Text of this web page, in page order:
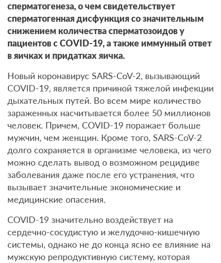
сперматогенеза, о чем свидетельствует
сперматогенная дисфункция со значительным
снижением количества сперматозоидов у
пациентов с COVID-19, а также иммунный ответ
в яичках и придатках яичка.
Новый коронавирус SARS-CoV-2, вызывающий
COVID-19, является причиной тяжелой инфекции
дыхательных путей. Во всем мире количество
зараженных насчитывается более 50 миллионов
человек. Причем, COVID-19 поражает больше
мужчин, чем женщин. Кроме того, SARS-CoV-2
долго сохраняется в организме человека, из чего
можно сделать вывод о возможном рецидиве
заболевания даже после его устранения, что
вызывает значительные экономические и
медицинские опасения.
COVID-19 значительно воздействует на
сердечно-сосудистую и желудочно-кишечную
системы, однако не до конца ясно ее влияние на
мужскую репродуктивную систему, которая